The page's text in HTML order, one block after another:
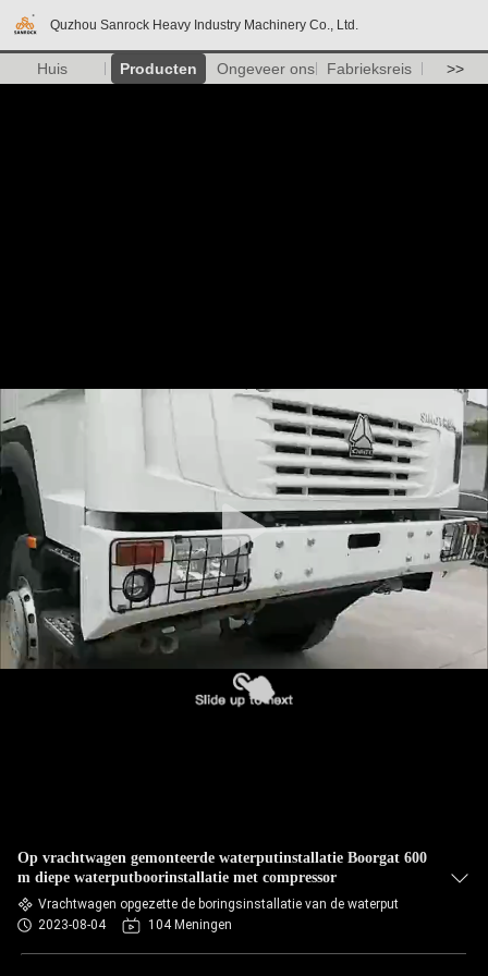
Quzhou Sanrock Heavy Industry Machinery Co., Ltd.
Huis Producten Ongeveer ons Fabrieksreis >>
Op vrachtwagen gemonteerde waterputinstallatie Boorgat 600
m diepe waterputboorinstallatie met compressor
Vrachtwagen opgezette de boringsinstallatie van de waterput
2023-08-04
104 Meningen